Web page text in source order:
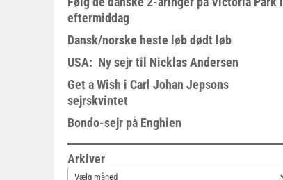
eftermiddag
Dansk/norske heste løb dødt løb
USA: Ny sejr til Nicklas Andersen
Get a Wish i Carl Johan Jepsons
sejrskvintet
Bondo-sejr på Enghien
Arkiver